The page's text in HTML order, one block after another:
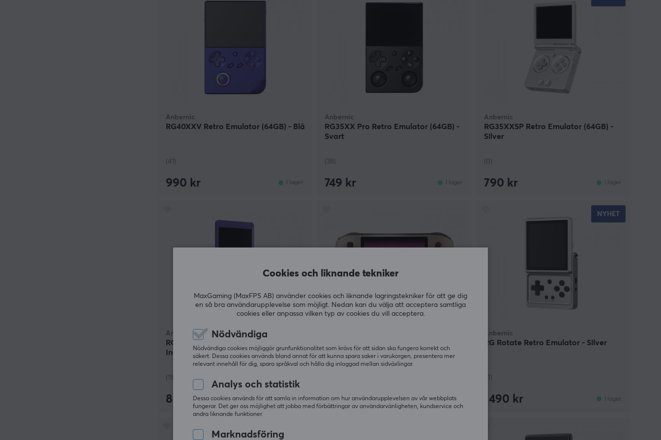
Anbernic
RG40XXV Retro Emulator (64GB) - Blå
(41)
990 kr I lager
Anbernic
RG35XX Pro Retro Emulator (64GB) -
Svart
(38)
749 kr I lager
Anbernic
RG35XXSP Retro Emulator (64GB) -
Silver
(0)
790 kr I lager
Anbernic
RG34XXSP Retro Emulator (64GB) -
Indigoblå
(15)
890 kr I lager
Emulator - Retro Power
1549 kr Slutsåld
NYHET
Anbernic
RG Rotate Retro Emulator - Silver
(0)
1490 kr I lager
Cookies och liknande tekniker
MaxGaming (MaxFPS AB) använder cookies och liknande lagringstekniker för att ge dig
en så bra användarupplevelse som möjligt. Nedan kan du välja att acceptera samtliga
cookies eller anpassa vilken typ av cookies du vill acceptera.
Nödvändiga
Nödvändiga cookies möjliggör grunfunktionalitet som krävs för att sidan ska fungera korrekt och
säkert. Dessa cookies används bland annat för att kunna spara saker i varukorgen, presentera mer
relevant innehåll för dig, spara språkval och hålla dig inloggad mellan sidväxlingar.
Analys och statistik
Dessa cookies används för att samla in information om hur användarupplevelsen av vår webbplats
fungerar. Det ger oss möjlighet att jobba med förbättringar av användarvänligheten, kundservice och
andra liknande funktioner.
Marknadsföring